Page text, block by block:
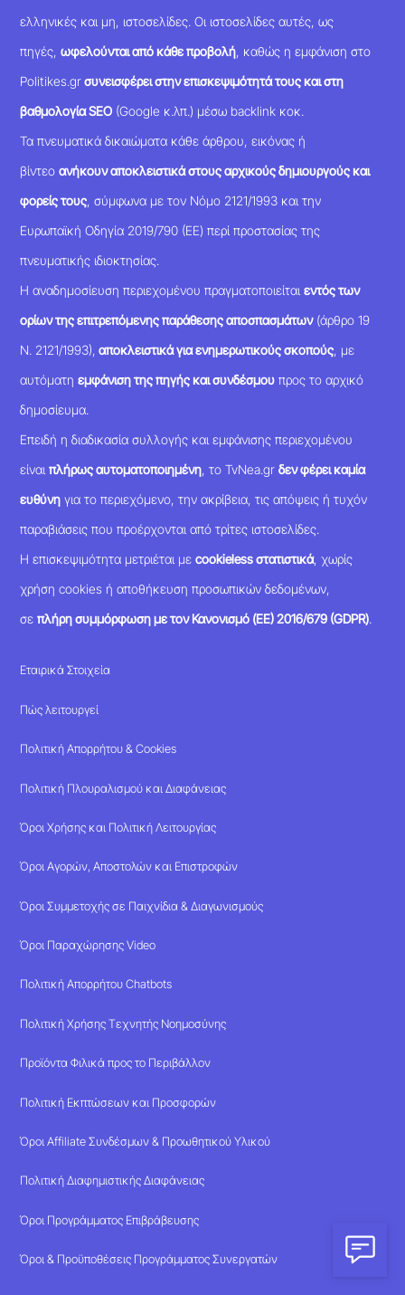
ελληνικές και μη, ιστοσελίδες. Οι ιστοσελίδες αυτές, ως
πηγές,ωφελούνται από κάθε προβολή , καθώς η εμφάνιση στο
Politikes.grσυνεισφέρει στην επισκεψιμότητά τους και στη
βαθμολογία SEO (Google κ.λπ.) μέσω backlink κοκ.
Τα πνευματικά δικαιώματα κάθε άρθρου, εικόνας ή
βίντεοανήκουν αποκλειστικά στους αρχικούς δημιουργούς και
φορείς τους , σύμφωνα με τον Νόμο 2121/1993 και την
Ευρωπαϊκή Οδηγία 2019/790 (ΕΕ) περί προστασίας της
πνευματικής ιδιοκτησίας.
Η αναδημοσίευση περιεχομένου πραγματοποιείταιεντός των
ορίων της επιτρεπόμενης παράθεσης αποσπασμάτων(άρθρο 19
Ν. 2121/1993), αποκλειστικά για ενημερωτικούς σκοπούς , με
αυτόματηεμφάνιση της πηγής και συνδέσμου προς το αρχικό
δημοσίευμα.
Επειδή η διαδικασία συλλογής και εμφάνισης περιεχομένου
είναιπλήρως αυτοματοποιημένη , το TvNea.grδεν φέρει καμία
ευθύνη για το περιεχόμενο, την ακρίβεια, τις απόψεις ή τυχόν
παραβιάσεις που προέρχονται από τρίτες ιστοσελίδες.
Η επισκεψιμότητα μετριέται μεcookieless στατιστικά, χωρίς
χρήση cookies ή αποθήκευση προσωπικών δεδομένων,
σεπλήρη συμμόρφωση με τον Κανονισμό (ΕΕ) 2016/679 (GDPR).
Εταιρικά Στοιχεία
Πώς λειτουργεί
Πολιτική Απορρήτου & Cookies
Πολιτική Πλουραλισμού και Διαφάνειας
Όροι Χρήσης και Πολιτική Λειτουργίας
Όροι Αγορών, Αποστολών και Επιστροφών
Όροι Συμμετοχής σε Παιχνίδια & Διαγωνισμούς
Όροι Παραχώρησης Video
Πολιτική Απορρήτου Chatbots
Πολιτική Χρήσης Τεχνητής Νοημοσύνης
Προϊόντα Φιλικά προς το Περιβάλλον
Πολιτική Εκπτώσεων και Προσφορών
Όροι Affiliate Συνδέσμων & Προωθητικού Υλικού
Πολιτική Διαφημιστικής Διαφάνειας
Όροι Προγράμματος Επιβράβευσης
Όροι & Προϋποθέσεις Προγράμματος Συνεργατών